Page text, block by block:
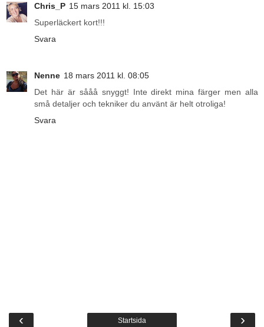
Chris_P 15 mars 2011 kl. 15:03
Superläckert kort!!!
Svara
Nenne 18 mars 2011 kl. 08:05
Det här är sååå snyggt! Inte direkt mina färger men alla
små detaljer och tekniker du använt är helt otroliga!
Svara
‹ ›
Startsida